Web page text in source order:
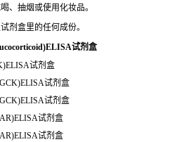
、抽烟或使用化妆品。
剂盒里的任何成份。
试剂盒
试剂盒
试剂盒
试剂盒
试剂盒
试剂盒